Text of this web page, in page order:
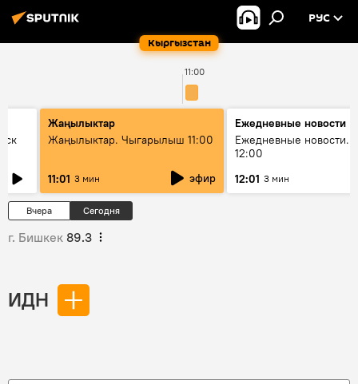
Кыргызстан
РУС
11:00
Жаңылыктар
Жаңылыктар. Чыгарылыш 11:00
11:01 3 мин эфир
Ежедневные новости
Ежедневные новости.
12:00
12:01 3 мин
Вчера Сегодня
г. Бишкек 89.3
ИДН